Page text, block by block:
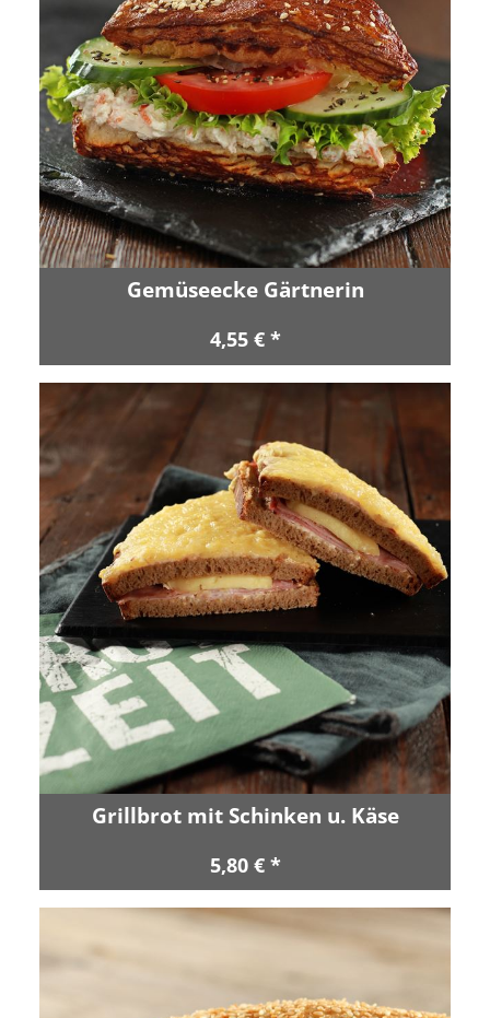
Gemüseecke Gärtnerin
4,55 € *
Grillbrot mit Schinken u. Käse
5,80 € *